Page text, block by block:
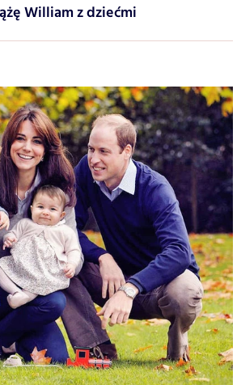
William z dziećmi